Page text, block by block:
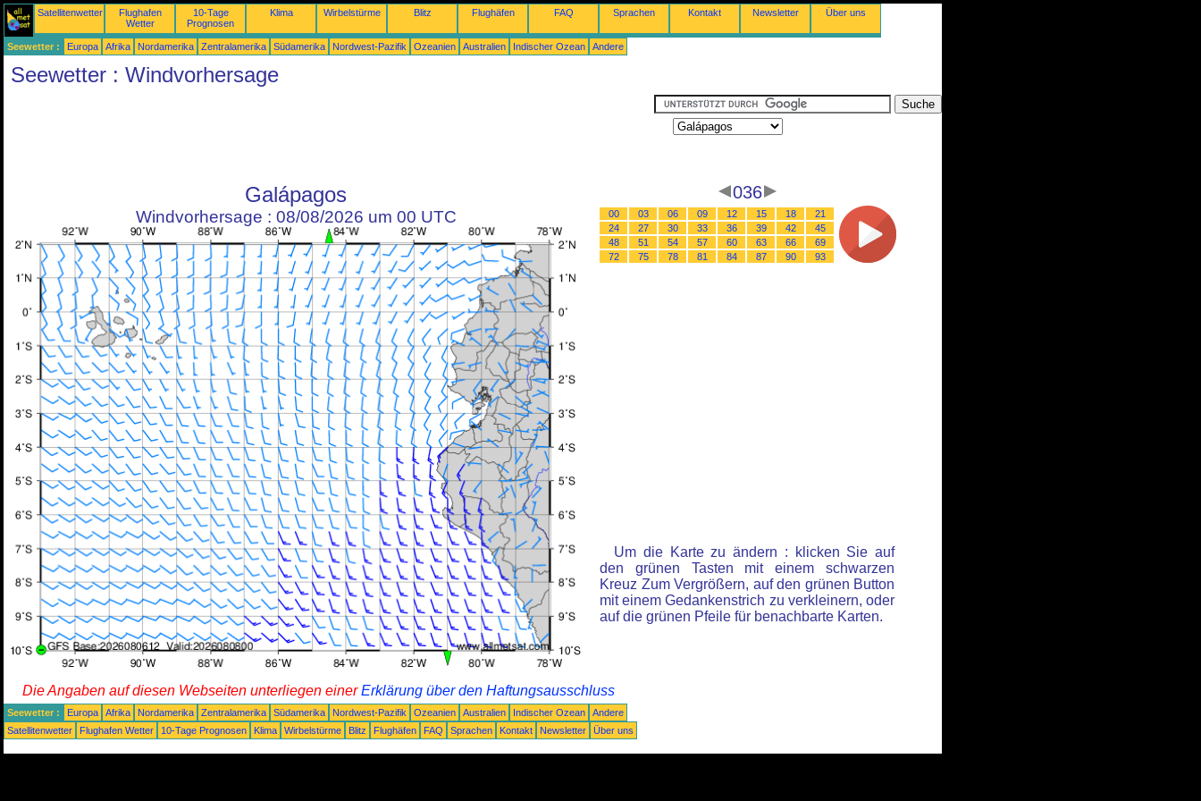
Satellitenwetter
Flughafen
Wetter
10-Tage
Prognosen
Klima Wirbelstürme Blitz Flughäfen FAQ Sprachen Kontakt Newsletter Über uns
Seewetter : Europa Afrika Nordamerika Zentralamerika Südamerika Nordwest-Pazifik Ozeanien Australien Indischer Ozean Andere
Seewetter : Windvorhersage
Galápagos
Windvorhersage : 08/08/2026 um 00 UTC
036
00 03 06 09 12 15 18
21
24
27 30 33 36 39 42
45
48
51 54 57 60 63 66
69
72
75 78 81 84 87 90 93
Um die Karte zu ändern : klicken Sie auf
den grünen Tasten mit einem schwarzen
Kreuz Zum Vergrößern, auf den grünen Button
mit einem Gedankenstrich zu verkleinern, oder
auf die grünen Pfeile für benachbarte Karten.
Die Angaben auf diesen Webseiten unterliegen einerErklärung über den Haftungsausschluss
Seewetter : Europa Afrika Nordamerika Zentralamerika Südamerika Nordwest-Pazifik Ozeanien Australien Indischer Ozean
Andere
Satellitenwetter
Flughafen Wetter 10-Tage Prognosen Klima Wirbelstürme Blitz Flughäfen FAQ Sprachen Kontakt Newsletter Über uns